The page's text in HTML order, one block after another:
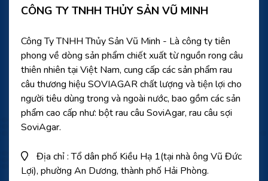
CÔNG TY TNHH THỦY SẢN VŨ MINH
Công Ty TNHH Thủy Sản Vũ Minh - Là công ty tiên
phong về dòng sản phẩm chiết xuất từ nguồn rong câu
thiên nhiên tại Việt Nam, cung cấp các sản phẩm rau
câu thương hiệu SOVIAGAR chất lượng và tiện lợi cho
người tiêu dùng trong và ngoài nước, bao gồm các sản
phẩm cao cấp như: bột rau câu SoviAgar, rau câu sợi
SoviAgar.
Địa chỉ : Tổ dân phố Kiều Hạ 1(tại nhà ông Vũ Đức
Lợi), phường An Dương, thành phố Hải Phòng.